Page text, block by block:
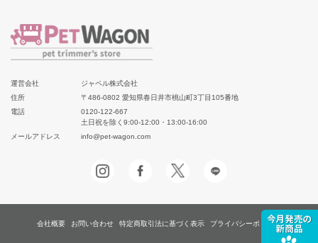
運営会社
ジャペル株式会社
住所
〒486-0802 愛知県春日井市桃山町3丁目105番地
電話
0120-122-667
土日祝を除く9:00-12:00・13:00-16:00
メールアドレス
info@pet-wagon.com
会社概要 お問い合わせ 特定商取引法に基づく表示 プライバシーポリシー